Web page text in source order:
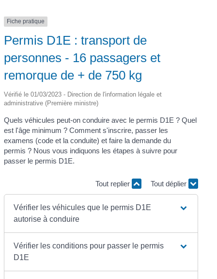
Fiche pratique
Permis D1E : transport de
personnes - 16 passagers et
remorque de + de 750 kg
Vérifié le 01/03/2023 - Direction de l'information légale et
administrative (Première ministre)
Quels véhicules peut-on conduire avec le permis D1E ? Quel
est l'âge minimum ? Comment s'inscrire, passer les
examens (code et la conduite) et faire la demande du
permis ? Nous vous indiquons les étapes à suivre pour
passer le permis D1E.
Tout replier Tout déplier
Vérifier les véhicules que le permis D1E
autorise à conduire
Vérifier les conditions pour passer le permis
D1E